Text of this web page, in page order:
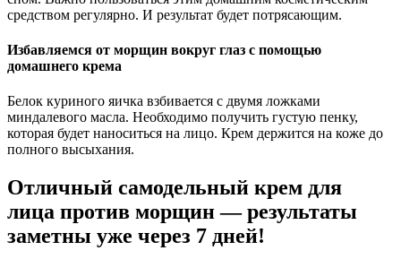
средством регулярно. И результат будет потрясающим.
Избавляемся от морщин вокруг глаз с помощью
домашнего крема
Белок куриного яичка взбивается с двумя ложками
миндалевого масла. Необходимо получить густую пенку,
которая будет наноситься на лицо. Крем держится на коже до
полного высыхания.
Отличный самодельный крем для
лица против морщин — результаты
заметны уже через 7 дней!